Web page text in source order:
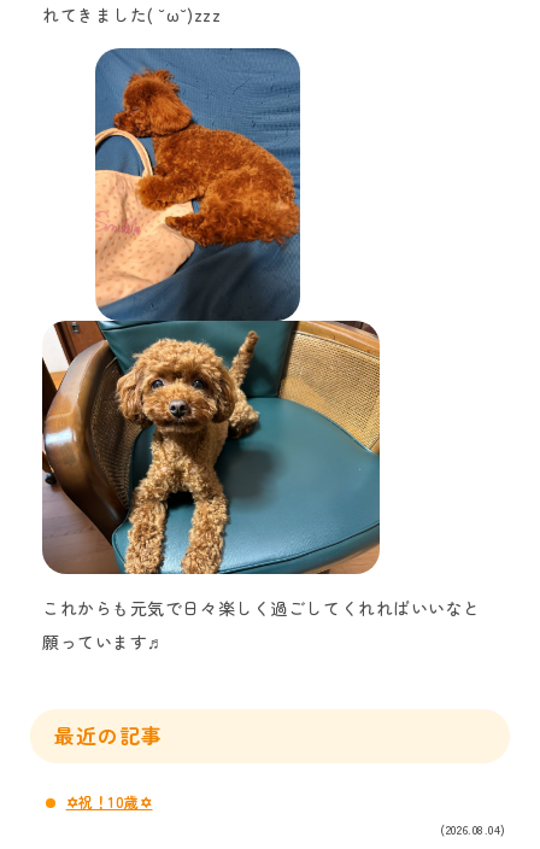
れてきました( ˘ω˘)zzz
これからも元気で日々楽しく過ごしてくれればいいなと
願っています♬
最近の記事
✡祝！10歳✡
(2026.08.04)